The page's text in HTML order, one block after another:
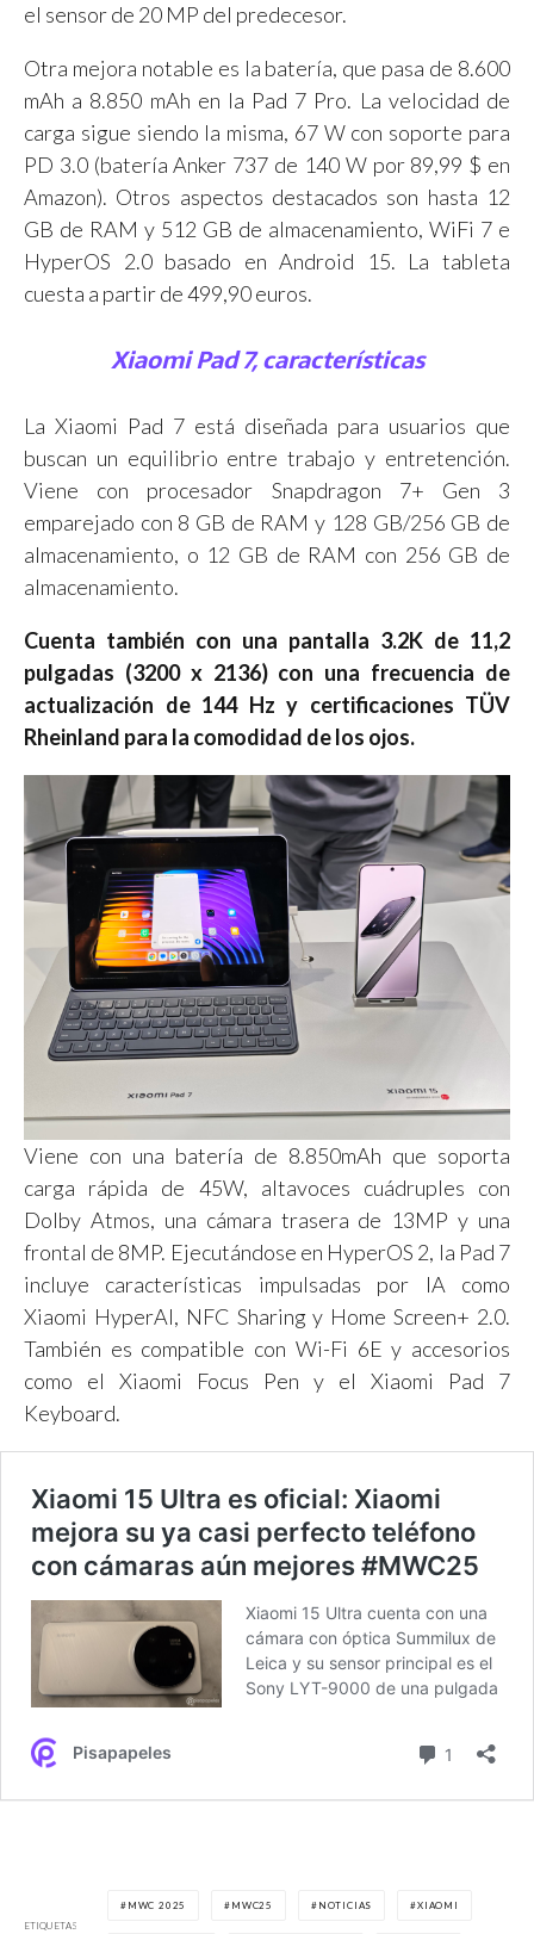
el sensor de 20 MP del predecesor.
Otra mejora notable es la batería, que pasa de 8.600
mAh a 8.850 mAh en la Pad 7 Pro. La velocidad de
carga sigue siendo la misma, 67 W con soporte para
PD 3.0 (batería Anker 737 de 140 W por 89,99 $ en
Amazon). Otros aspectos destacados son hasta 12
GB de RAM y 512 GB de almacenamiento, WiFi 7 e
HyperOS 2.0 basado en Android 15. La tableta
cuesta a partir de 499,90 euros.
Xiaomi Pad 7, características
La Xiaomi Pad 7 está diseñada para usuarios que
buscan un equilibrio entre trabajo y entretención.
Viene con procesador Snapdragon 7+ Gen 3
emparejado con 8 GB de RAM y 128 GB/256 GB de
almacenamiento, o 12 GB de RAM con 256 GB de
almacenamiento.
Cuenta también con una pantalla 3.2K de 11,2
pulgadas (3200 x 2136) con una frecuencia de
actualización de 144 Hz y certificaciones TÜV
Rheinland para la comodidad de los ojos.
Viene con una batería de 8.850mAh que soporta
carga rápida de 45W, altavoces cuádruples con
Dolby Atmos, una cámara trasera de 13MP y una
frontal de 8MP. Ejecutándose en HyperOS 2, la Pad 7
incluye características impulsadas por IA como
Xiaomi HyperAI, NFC Sharing y Home Screen+ 2.0.
También es compatible con Wi-Fi 6E y accesorios
como el Xiaomi Focus Pen y el Xiaomi Pad 7
Keyboard.
ETIQUETAS
MWC 2025 MWC25 NOTICIAS XIAOMI